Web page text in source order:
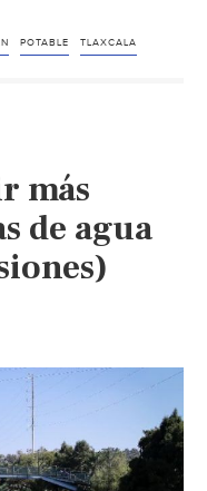
POTABLE TLAXCALA
más
de agua